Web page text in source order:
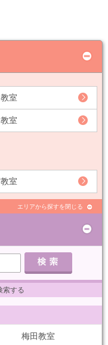
室
室
室
エリアから探すを閉じる
索する
梅田教室